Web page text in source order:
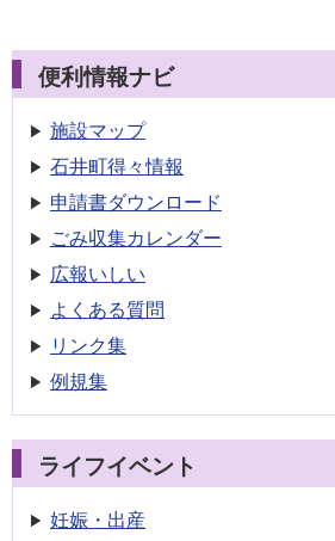
便利情報ナビ
施設マップ
石井町得々情報
申請書ダウンロード
ごみ収集カレンダー
広報いしい
よくある質問
リンク集
例規集
ライフイベント
妊娠・出産